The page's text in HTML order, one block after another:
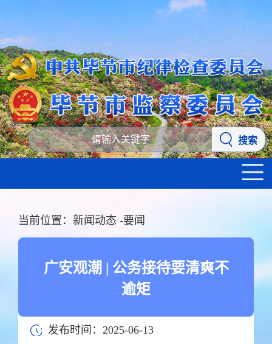
搜索
当前位置： 新闻动态 -要闻
广安观潮 | 公务接待要清爽不
逾矩
发布时间：2025-06-13